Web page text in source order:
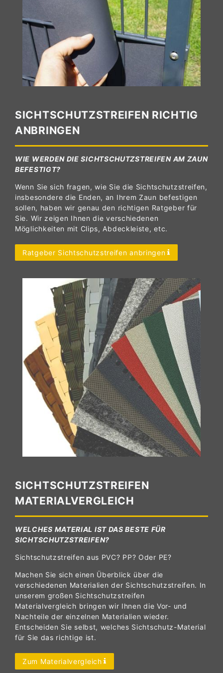
SICHTSCHUTZSTREIFEN RICHTIG
ANBRINGEN
WIE WERDEN DIE SICHTSCHUTZSTREIFEN AM ZAUN
BEFESTIGT?
Wenn Sie sich fragen, wie Sie die Sichtschutzstreifen,
insbesondere die Enden, an Ihrem Zaun befestigen
sollen, haben wir genau den richtigen Ratgeber für
Sie. Wir zeigen Ihnen die verschiedenen
Möglichkeiten mit Clips, Abdeckleiste, etc.
Ratgeber Sichtschutzstreifen anbringen
SICHTSCHUTZSTREIFEN
MATERIALVERGLEICH
WELCHES MATERIAL IST DAS BESTE FÜR
SICHTSCHUTZSTREIFEN?
Sichtschutzstreifen aus PVC? PP? Oder PE?
Machen Sie sich einen Überblick über die
verschiedenen Materialien der Sichtschutzstreifen. In
unserem großen Sichtschutzstreifen
Materialvergleich bringen wir Ihnen die Vor- und
Nachteile der einzelnen Materialien wieder.
Entscheiden Sie selbst, welches Sichtschutz-Material
für Sie das richtige ist.
Zum Materialvergleich